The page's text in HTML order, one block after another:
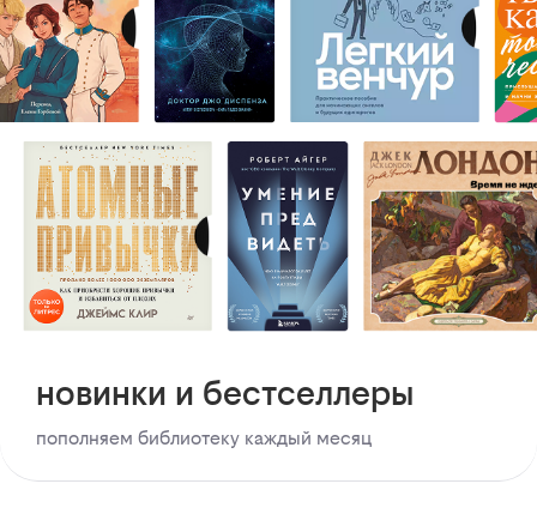
новинки и бестселлеры
пополняем библиотеку каждый месяц